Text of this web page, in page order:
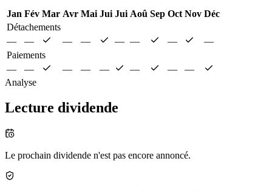
Jan Fév Mar Avr Mai Jui Jui Aoû Sep Oct Nov Déc
Détachements
—
— — — — — —
—
Paiements
—
— — — — — —
—
Analyse
Lecture dividende
Le prochain dividende n'est pas encore annoncé.